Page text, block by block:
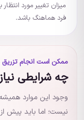
میزان تغییر مورد
فرد هماهنگ باشد.
ممکن است انجام تزریق
چه شرایطی
وجود این موارد
نیست؛ اما باید پیش